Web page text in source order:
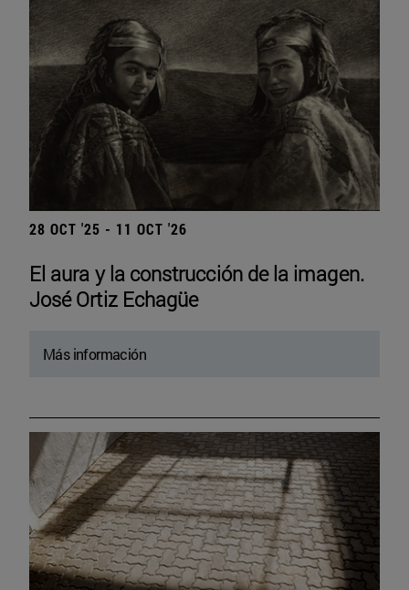
28 OCT '25 - 11 OCT '26
El aura y la construcción de la imagen.
José Ortiz Echagüe
Más información